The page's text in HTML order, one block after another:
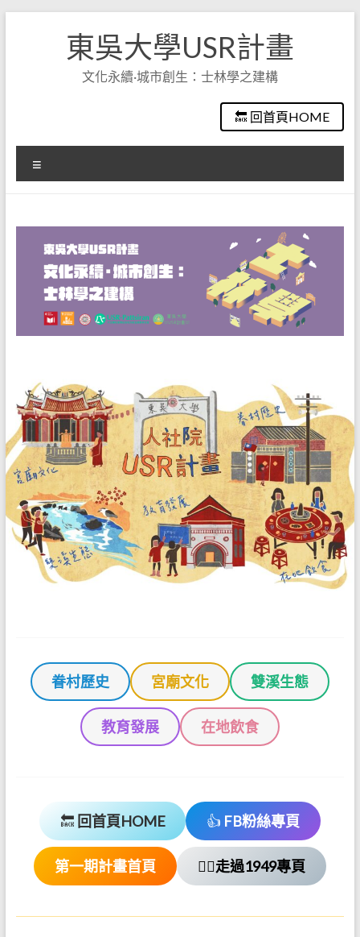
東吳大學USR計畫
文化永續·城市創生：士林學之建構
🔙 回首頁HOME
單
眷村歷史 宮廟文化 雙溪生態
教育發展 在地飲食
🔙 回首頁HOME 👍 FB粉絲專頁
第一期計畫首頁 🚶‍♂️走過1949專頁